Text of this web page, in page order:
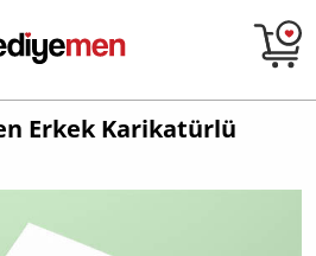
Erkek Karikatürlü